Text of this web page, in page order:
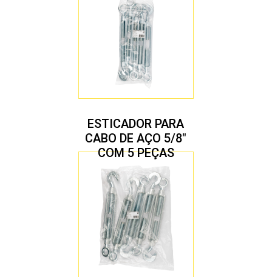
ESTICADOR PARA
CABO DE AÇO 5/8″
COM 5 PEÇAS